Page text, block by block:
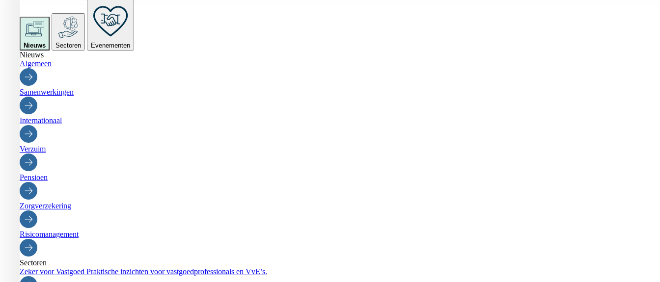
Nieuws Sectoren Evenementen
Nieuws
Algemeen
Samenwerkingen
Internationaal
Verzuim
Pensioen
Zorgverzekering
Risicomanagement
Sectoren
Zeker voor Vastgoed Praktische inzichten voor vastgoedprofessionals en VvE’s.